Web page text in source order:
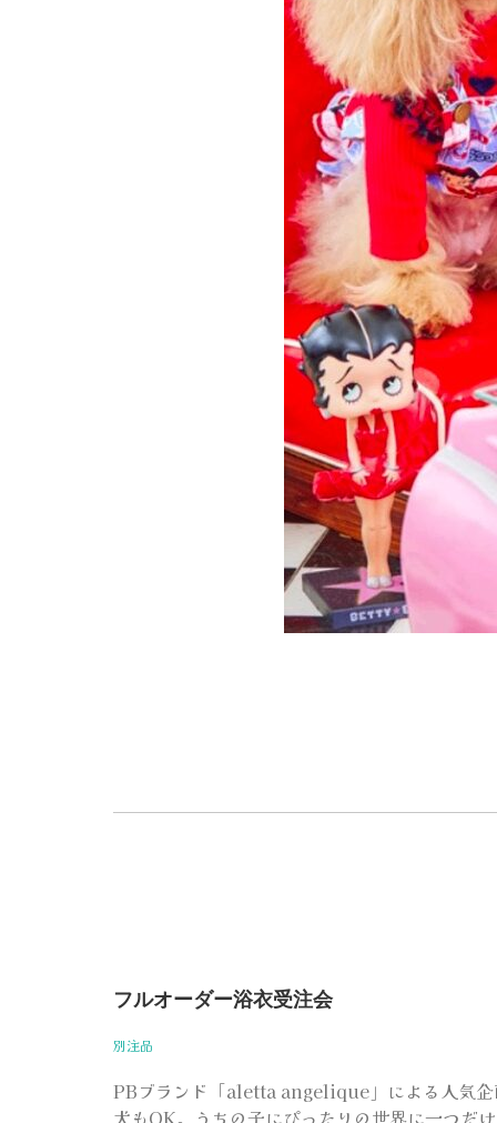
フルオーダー浴衣受注会
別注品
PBブランド「aletta angelique」による人気企
犬もOK。うちの子にぴったりの世界に一つだ